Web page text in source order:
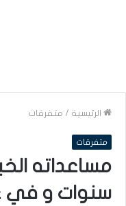
الرئيسية / متفرقات
متفرقات
مساعداته
سنوات و في